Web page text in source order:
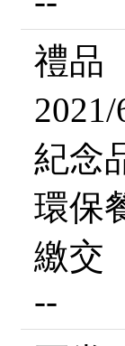
禮品
紀念
環保
繳交
--